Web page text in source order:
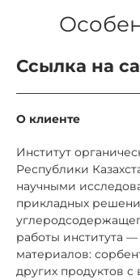
Ссылка на
О клиенте
Институт
Республики
научными
прикладных
работы института
материалов:
других продуктов